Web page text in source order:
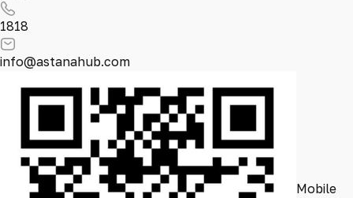
1818
info@astanahub.com
Mobile